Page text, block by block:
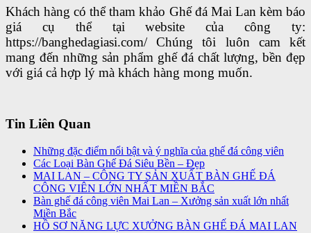
Khách hàng có thể tham khảo Ghế đá Mai Lan kèm báo
giá cụ thể tại website của công ty:
https://banghedagiasi.com/ Chúng tôi luôn cam kết
mang đến những sản phẩm ghế đá chất lượng, bền đẹp
với giá cả hợp lý mà khách hàng mong muốn.
Tin Liên Quan
Những đặc điểm nổi bật và ý nghĩa của ghế đá công viên
Các Loại Bàn Ghế Đá Siêu Bền – Đẹp
MAI LAN – CÔNG TY SẢN XUẤT BÀN GHẾ ĐÁ
CÔNG VIÊN LỚN NHẤT MIỀN BẮC
Bàn ghế đá công viên Mai Lan – Xưởng sản xuất lớn nhất
Miền Bắc
HỒ SƠ NĂNG LỰC XƯỞNG BÀN GHẾ ĐÁ MAI LAN